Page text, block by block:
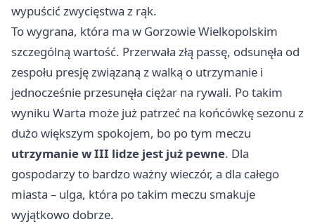
wypuścić zwycięstwa z rąk.
To wygrana, która ma w Gorzowie Wielkopolskim
szczególną wartość. Przerwała złą passę, odsunęła od
zespołu presję związaną z walką o utrzymanie i
jednocześnie przesunęła ciężar na rywali. Po takim
wyniku Warta może już patrzeć na końcówkę sezonu z
dużo większym spokojem, bo po tym meczu
utrzymanie w III lidze jest już pewne. Dla
gospodarzy to bardzo ważny wieczór, a dla całego
miasta – ulga, która po takim meczu smakuje
wyjątkowo dobrze.